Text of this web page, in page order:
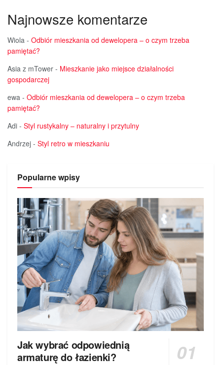
Najnowsze komentarze
Wiola - Odbiór mieszkania od dewelopera – o czym trzeba
pamiętać?
Asia z mTower - Mieszkanie jako miejsce działalności
gospodarczej
ewa - Odbiór mieszkania od dewelopera – o czym trzeba
pamiętać?
Adi - Styl rustykalny – naturalny i przytulny
Andrzej - Styl retro w mieszkaniu
Popularne wpisy
Jak wybrać odpowiednią
armaturę do łazienki?